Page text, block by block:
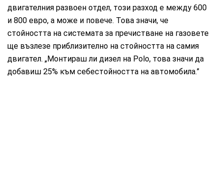
двигателния развоен отдел, този разход е между 600
и 800 евро, а може и повече. Това значи, че
стойността на системата за пречистване на газовете
ще възлезе приблизително на стойността на самия
двигател. „Монтираш ли дизел на Polo, това значи да
добавиш 25% към себестойността на автомобила.”